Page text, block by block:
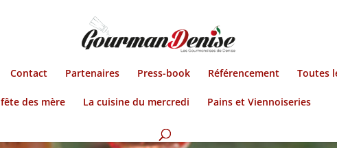
Contact Partenaires Press-book Référencement Toutes
fête des mère La cuisine du mercredi Pains et Viennoiseries